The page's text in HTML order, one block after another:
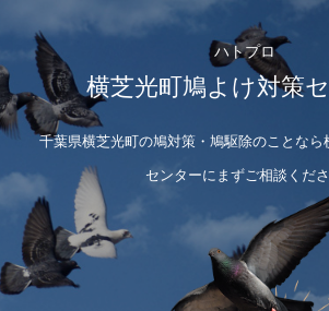
ハトプロ
横芝光町鳩よけ対策
千葉県横芝光町の鳩対策・鳩駆除のことなら
センターにまずご相談くだ